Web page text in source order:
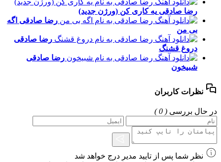
رضا صادقی یه کاری کن (ورژن جدید)
رضا صادقی اگه
بی من
رضا صادقی
دروغ قشنگ
رضا صادقی
شبیخون
نظرات کاربران
در حال بررسی ( 0 )
نظر شما پس از تایید مدیر درج خواهد شد